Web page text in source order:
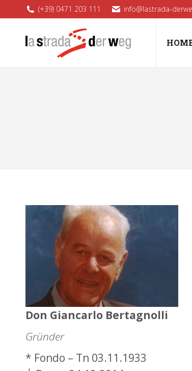
(+39) 0471 203 111 info@lastrada-
Don Giancarlo Bertagnolli
Gründer
* Fondo – Tn 03.11.1933